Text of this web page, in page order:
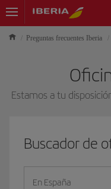
Preguntas frecuentes Iberia
Estamos a tu
Buscador de
En España